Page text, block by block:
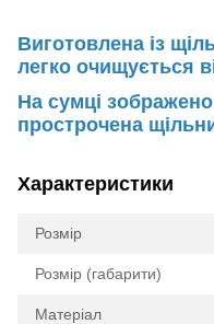
Виготовлена із
легко очищується
На сумці
прострочена
Характеристики
Розмір
Розмір (габарити)
Матеріал